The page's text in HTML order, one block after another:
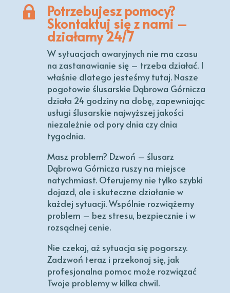
Potrzebujesz pomocy?
Skontaktuj się z nami –
działamy 24/7
W sytuacjach awaryjnych nie ma czasu
na zastanawianie się – trzeba działać. I
właśnie dlatego jesteśmy tutaj. Nasze
pogotowie ślusarskie Dąbrowa Górnicza
działa 24 godziny na dobę, zapewniając
usługi ślusarskie najwyższej jakości
niezależnie od pory dnia czy dnia
tygodnia.
Masz problem? Dzwoń – ślusarz
Dąbrowa Górnicza ruszy na miejsce
natychmiast. Oferujemy nie tylko szybki
dojazd, ale i skuteczne działanie w
każdej sytuacji. Wspólnie rozwiążemy
problem – bez stresu, bezpiecznie i w
rozsądnej cenie.
Nie czekaj, aż sytuacja się pogorszy.
Zadzwoń teraz i przekonaj się, jak
profesjonalna pomoc może rozwiązać
Twoje problemy w kilka chwil.